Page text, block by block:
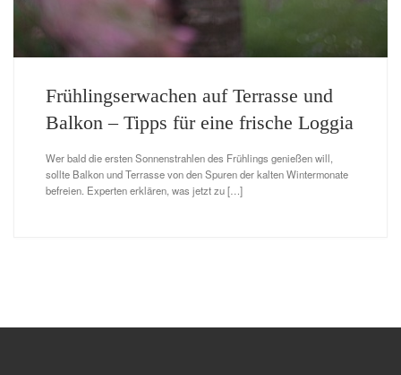
Frühlingserwachen auf Terrasse und
Balkon – Tipps für eine frische Loggia
Wer bald die ersten Sonnenstrahlen des Frühlings genießen will,
sollte Balkon und Terrasse von den Spuren der kalten Wintermonate
befreien. Experten erklären, was jetzt zu […]